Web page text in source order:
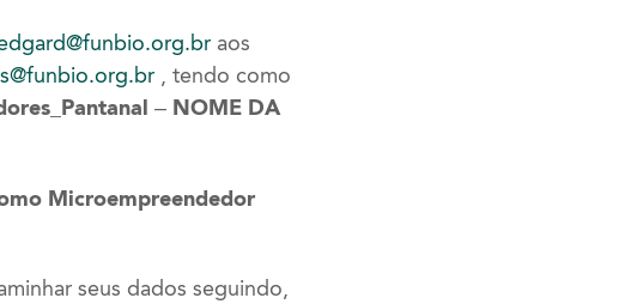
aos
, tendo como
– NOME DA
Microempreendedor
seus dados seguindo,